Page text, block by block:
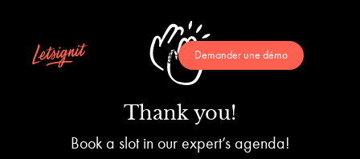
Demander une démo
Thank you!
Book a slot in our expert’s agenda!